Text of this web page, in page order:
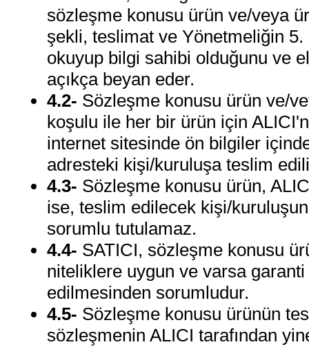
sözleşme konusu ürün ve/veya
şekli, teslimat ve Yönetmeliğin
okuyup bilgi sahibi olduğunu ve
açıkça beyan eder.
4.2- Sözleşme konusu ürün ve/
koşulu ile her bir ürün için
internet sitesinde ön bilgiler
adresteki kişi/kuruluşa teslim
4.3- Sözleşme konusu ürün,
ise, teslim edilecek kişi/
sorumlu tutulamaz.
4.4- SATICI, sözleşme konusu
niteliklere uygun ve varsa
edilmesinden sorumludur.
4.5- Sözleşme konusu ürünün
sözleşmenin ALICI tarafından